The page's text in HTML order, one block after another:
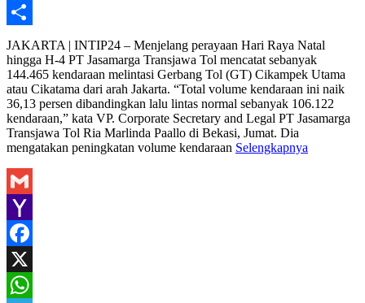
Telegram
Share
JAKARTA | INTIP24 – Menjelang perayaan Hari Raya Natal
hingga H-4 PT Jasamarga Transjawa Tol mencatat sebanyak
144.465 kendaraan melintasi Gerbang Tol (GT) Cikampek Utama
atau Cikatama dari arah Jakarta. “Total volume kendaraan ini naik
36,13 persen dibandingkan lalu lintas normal sebanyak 106.122
kendaraan,” kata VP. Corporate Secretary and Legal PT Jasamarga
Transjawa Tol Ria Marlinda Paallo di Bekasi, Jumat. Dia
mengatakan peningkatan volume kendaraan Selengkapnya
Gmail
Yahoo
Mail
Facebook
X